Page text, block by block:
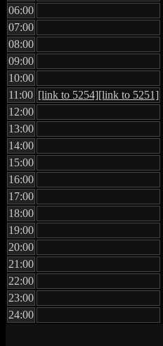
06:00
07:00
08:00
09:00
10:00
11:00 [link to 5254][link to 5251]
12:00
13:00
14:00
15:00
16:00
17:00
18:00
19:00
20:00
21:00
22:00
23:00
24:00